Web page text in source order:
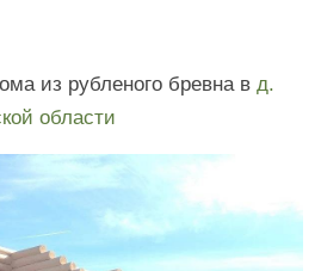
из рубленого бревна в д.
области